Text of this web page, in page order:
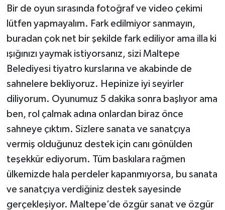
Bir de oyun sırasında fotoğraf ve video çekimi
lütfen yapmayalım. Fark edilmiyor sanmayın,
buradan çok net bir şekilde fark ediliyor ama illa ki
ışığınızı yaymak istiyorsanız, sizi Maltepe
Belediyesi tiyatro kurslarına ve akabinde de
sahnelere bekliyoruz. Hepinize iyi seyirler
diliyorum. Oyunumuz 5 dakika sonra başlıyor ama
ben, rol çalmak adına onlardan biraz önce
sahneye çıktım. Sizlere sanata ve sanatçıya
vermiş olduğunuz destek için canı gönülden
teşekkür ediyorum. Tüm baskılara rağmen
ülkemizde hala perdeler kapanmıyorsa, bu sanata
ve sanatçıya verdiğiniz destek sayesinde
gerçekleşiyor. Maltepe’de özgür sanat ve özgür